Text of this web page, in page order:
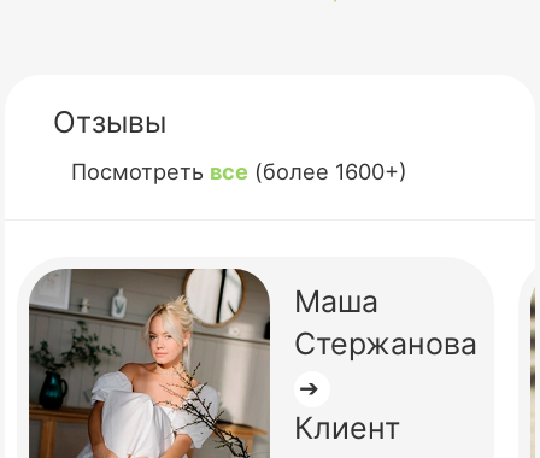
Отзывы
Посмотреть все (более 1600+)
Маша
Стержанова
➔
Клиент